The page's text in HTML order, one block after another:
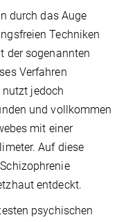
durch das Auge
Techniken
der sogenannten
Verfahren
jedoch
und vollkommen
mit einer
Auf diese
entdeckt.
psychischen